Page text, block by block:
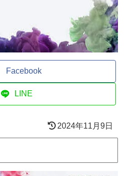
Facebook
LINE
2024年11月9日